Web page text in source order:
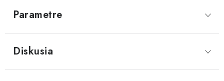
Parametre
Diskusia